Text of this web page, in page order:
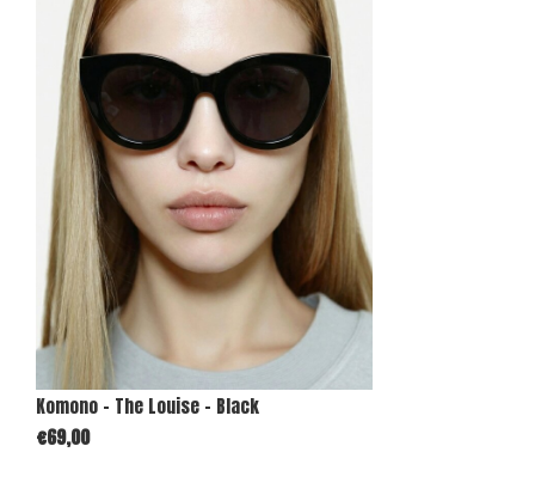
Komono - The Louise - Black
€69,00